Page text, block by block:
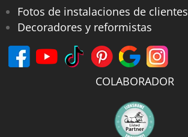
Fotos de instalaciones de clientes
Decoradores y reformistas
COLABORADOR